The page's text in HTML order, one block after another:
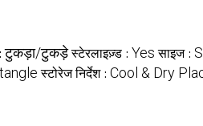
टुकड़ा/टुकड़े स्टेरलाइज़्ड : Yes साइज :
स्टोरेज निर्देश : Cool & Dry